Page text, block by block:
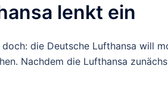
lenkt ein
doch: die Deutsche Lufthansa will
Nachdem die Lufthansa